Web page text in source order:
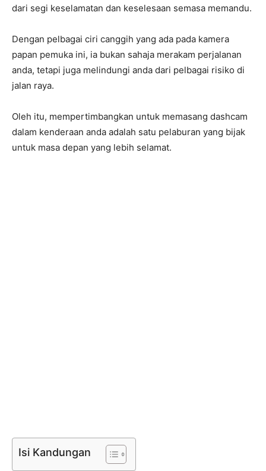
dari segi keselamatan dan keselesaan semasa memandu.
Dengan pelbagai ciri canggih yang ada pada kamera
papan pemuka ini, ia bukan sahaja merakam perjalanan
anda, tetapi juga melindungi anda dari pelbagai risiko di
jalan raya.
Oleh itu, mempertimbangkan untuk memasang dashcam
dalam kenderaan anda adalah satu pelaburan yang bijak
untuk masa depan yang lebih selamat.
Isi Kandungan